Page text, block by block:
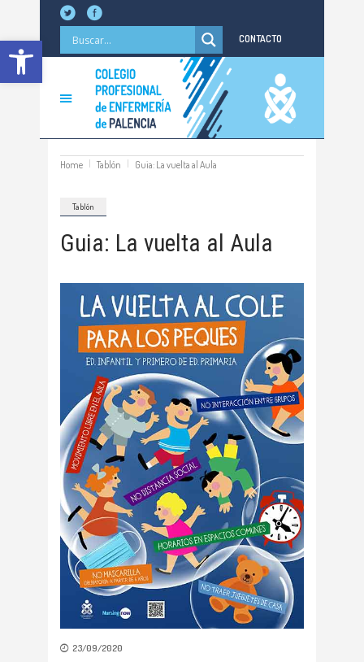
Abrir barra de herramientas CONTACTO
Home Tablón Guia: La vuelta al Aula
Tablón
Guia: La vuelta al Aula
23/09/2020